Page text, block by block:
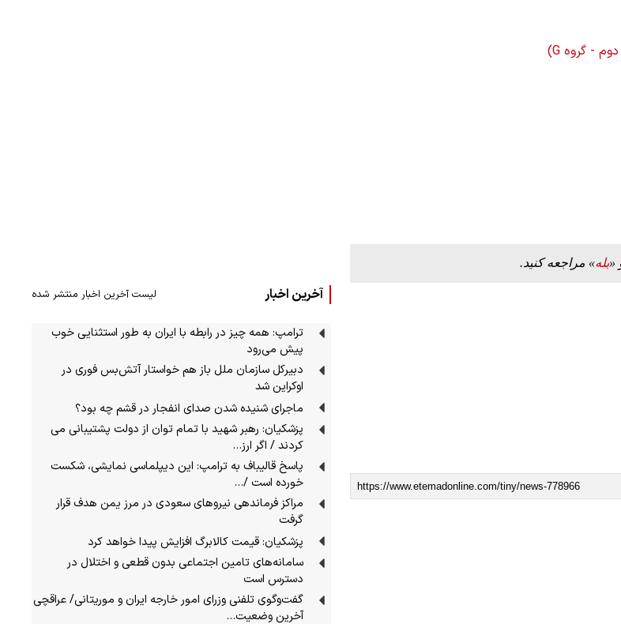
«بله» مراجعه کنید.
آخرین اخبار لیست آخرین اخبار منتشر شده
ترامپ: همه چیز در رابطه با ایران به طور استثنایی خوب
پیش می‌رود
دبیرکل سازمان ملل باز هم خواستار آتش‌بس فوری در
اوکراین شد
ماجرای شنیده شدن صدای انفجار در قشم چه بود؟
پزشکیان: رهبر شهید با تمام توان از دولت پشتیبانی می
کردند / اگر ارز…
پاسخ قالیباف به ترامپ: این دیپلماسی نمایشی، شکست
خورده است /…
مراکز فرماندهی نیروهای سعودی در مرز یمن هدف قرار
گرفت
پزشکیان: قیمت کالابرگ افزایش پیدا خواهد کرد
سامانه‌های تامین اجتماعی بدون قطعی و اختلال در
دسترس است
گفت‌وگوی تلفنی وزرای امور خارجه ایران و موریتانی/ عراقچی
آخرین وضعیت…